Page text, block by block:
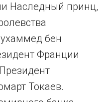
Наследный принц,
бен
Франции
Токаев.